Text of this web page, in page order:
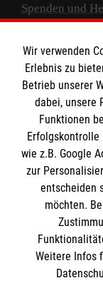
Spenden und
Empfänger:
IBAN: DE10
BIC:
Wir verwenden
Erlebnis zu
Betrieb unserer
dabei, unsere
Funktionen
Erfolgskontrolle
wie z.B. Google
zur
entscheiden
möchten.
Weitere Infos